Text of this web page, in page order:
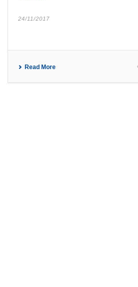
24/11/2017
Read More